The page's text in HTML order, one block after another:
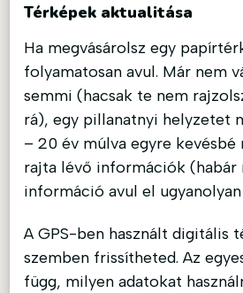
Térképek aktualitása
Ha megvásárolsz egy
folyamatosan avul. Már nem
semmi (hacsak te nem
rá), egy pillanatnyi helyzetet
– 20 év múlva egyre kevésbé
rajta lévő információk (habár
információ avul el ugyanolyan
A GPS-ben használt digitális
szemben frissítheted. Az
függ, milyen adatokat